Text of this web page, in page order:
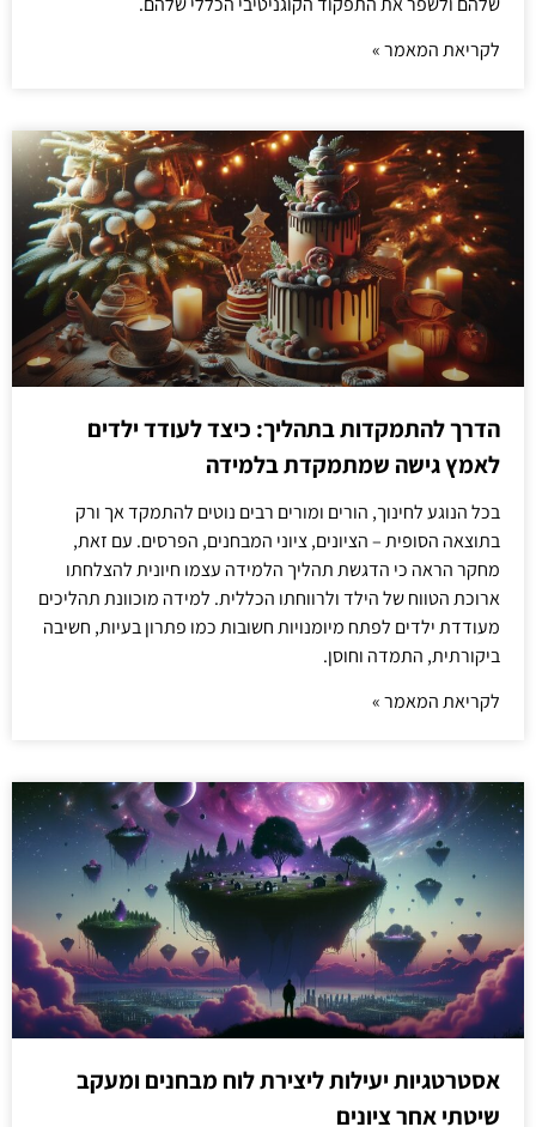
לקריאת המאמר »
הדרך להתמקדות בתהליך: כיצד לעודד ילדים
לאמץ גישה שמתמקדת בלמידה
בכל הנוגע לחינוך, הורים ומורים רבים נוטים להתמקד אך ורק
בתוצאה הסופית – הציונים, ציוני המבחנים, הפרסים. עם זאת,
מחקר הראה כי הדגשת תהליך הלמידה עצמו חיונית להצלחתו
ארוכת הטווח של הילד ולרווחתו הכללית. למידה מוכוונת תהליכים
מעודדת ילדים לפתח מיומנויות חשובות כמו פתרון בעיות, חשיבה
ביקורתית, התמדה וחוסן.
לקריאת המאמר »
אסטרטגיות יעילות ליצירת לוח מבחנים ומעקב
שיטתי אחר ציונים